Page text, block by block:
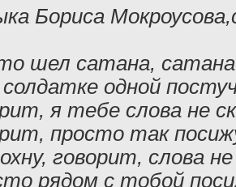
Бориса
шел сатана, сатана
одной
я тебе слова не
просто так
говорит, слова не
рядом с тобой